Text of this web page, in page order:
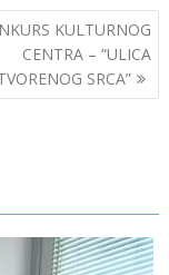
KULTURNOG
CENTRA – “ULICA
SRCA”